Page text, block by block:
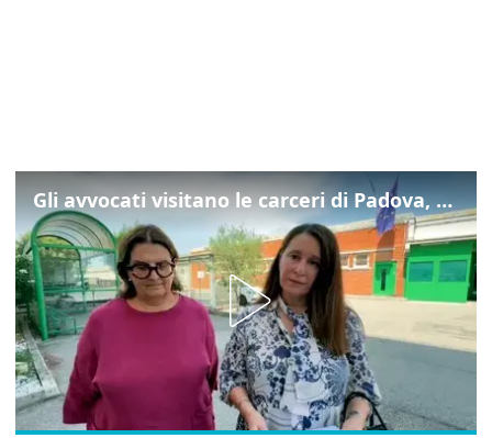
Gli avvocati visitano le carceri di Padova, ecco cosa hanno trovato